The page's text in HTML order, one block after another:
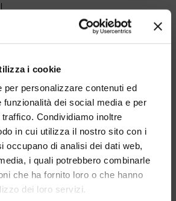
i cookie
per personalizzare contenuti ed
funzionalità dei social media e per
Condividiamo inoltre
in cui utilizza il nostro sito con i
occupano di analisi dei dati web,
i quali potrebbero combinarle
che ha fornito loro o che hanno
dei loro servizi.
SA MOLTE COSE”
SFOGLIA IL MENÙ